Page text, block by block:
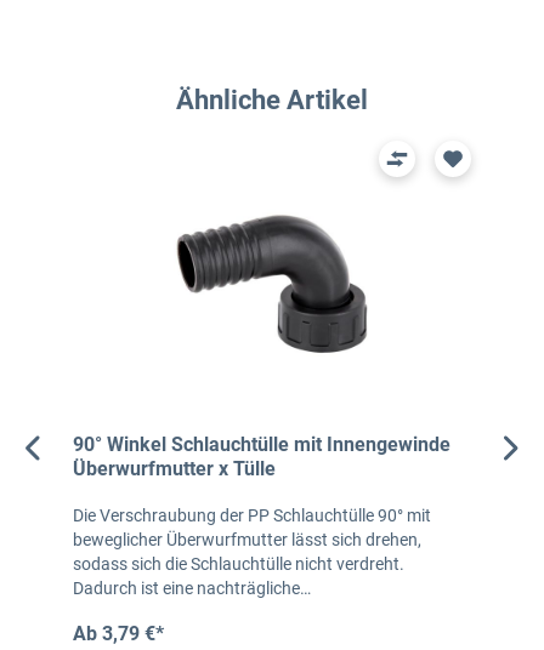
Produktgalerie überspringen
Ähnliche Artikel
90° Winkel Schlauchtülle mit Innengewinde
Überwurfmutter x Tülle
Die Verschraubung der PP Schlauchtülle 90° mit
beweglicher Überwurfmutter lässt sich drehen,
sodass sich die Schlauchtülle nicht verdreht.
Dadurch ist eine nachträgliche…
Ab 3,79 €*